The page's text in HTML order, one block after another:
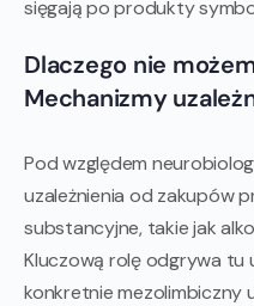
sięgają po produkty
Dlaczego nie
Mechanizmy
Pod względem
uzależnienia od zakupów
substancyjne, takie jak
Kluczową rolę odgrywa tu
konkretnie mezolimbiczny